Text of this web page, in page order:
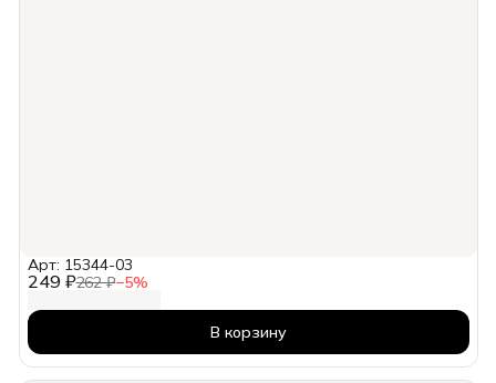
249 ₽262 ₽−5%
Арт: 15344-03
В корзину